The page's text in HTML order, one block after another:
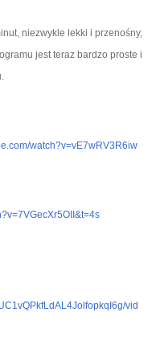
niezwykle lekki i przenośny,
jest teraz bardzo proste i
watch?v=vE7wRV3R6iw
vid